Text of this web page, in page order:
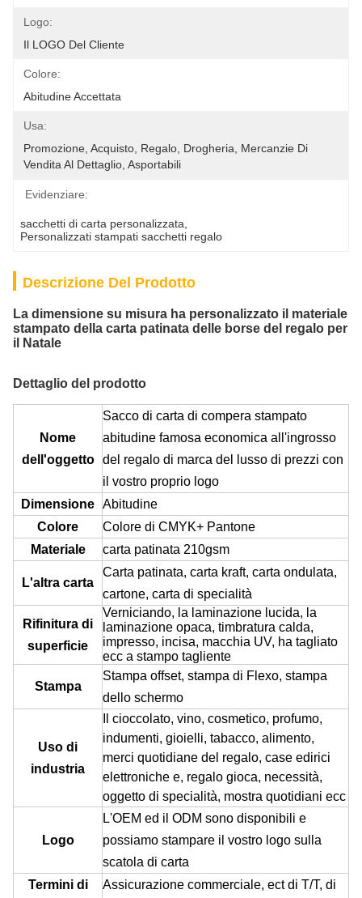
Logo:
Il LOGO Del Cliente
Colore:
Abitudine Accettata
Usa:
Promozione, Acquisto, Regalo, Drogheria, Mercanzie Di
Vendita Al Dettaglio, Asportabili
Evidenziare:
sacchetti di carta personalizzata
Personalizzati stampati sacchetti regalo
Descrizione Del Prodotto
La dimensione su misura ha personalizzato il materiale
stampato della carta patinata delle borse del regalo per
il Natale
Dettaglio del prodotto
Nome
dell'oggetto
Sacco di carta di compera stampato
abitudine famosa economica all'ingrosso
del regalo di marca del lusso di prezzi con
il vostro proprio logo
Dimensione Abitudine
Colore
Colore di CMYK+ Pantone
Materiale
carta patinata 210gsm
L'altra carta
Carta patinata, carta kraft, carta ondulata,
cartone, carta di specialità
Rifinitura di
superficie
Verniciando, la laminazione lucida, la
laminazione opaca, timbratura calda,
impresso, incisa, macchia UV, ha tagliato
ecc a stampo tagliente
Stampa
Stampa offset, stampa di Flexo, stampa
dello schermo
Uso di
industria
Il cioccolato, vino, cosmetico, profumo,
indumenti, gioielli, tabacco, alimento,
merci quotidiane del regalo, case edirici
elettroniche e, regalo gioca, necessità,
oggetto di specialità, mostra quotidiani ecc
Logo
L'OEM ed il ODM sono disponibili e
possiamo stampare il vostro logo sulla
scatola di carta
Termini di
Assicurazione commerciale, ect di T/T, di